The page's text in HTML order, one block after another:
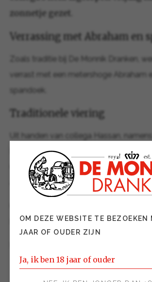
zonnetje gezet.
Verrassing met Abraham en
Zoals traditie bij De Monnik Dranken,
verrast met een metershoge Abraham
spandoek.
Traditionele viering
Uit handen van collega Hassan, namens
Dranken, ontving Claudius de
Goa-stok. Daarnaast werd hem ook
aangeboden namens de
Dranken als magazijnmedewerker.
OM DEZE WEBSITE TE BEZOEKEN
JAAR OF OUDER ZIJN
Ja, ik ben 18 jaar of ouder